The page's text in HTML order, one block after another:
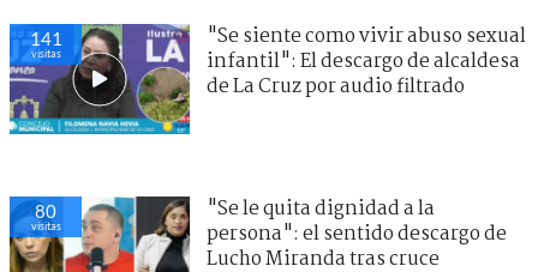
141
visitas
"Se siente como vivir abuso sexual
infantil": El descargo de alcaldesa
de La Cruz por audio filtrado
80
visitas
"Se le quita dignidad a la
persona": el sentido descargo de
Lucho Miranda tras cruce